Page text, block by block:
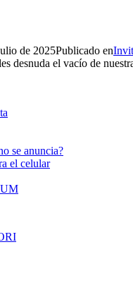
de 2025Publicado en
desnuda el vacío de
se anuncia?
el celular